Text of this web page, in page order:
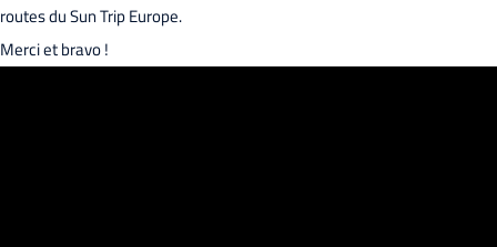
routes du Sun Trip Europe.
Merci et bravo !